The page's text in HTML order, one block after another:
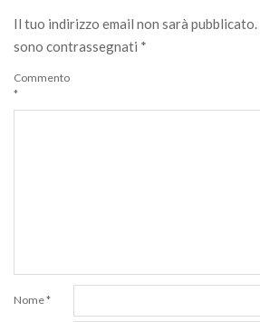
Il tuo indirizzo email non sarà pubblicato.
sono contrassegnati *
Commento
*
Nome*